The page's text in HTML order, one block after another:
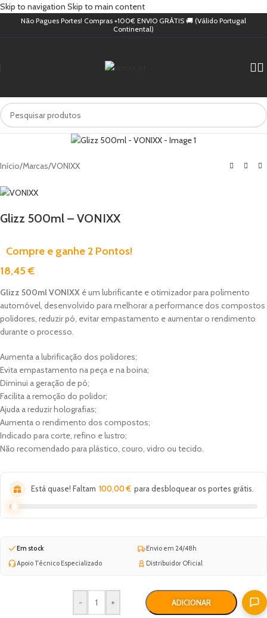
Skip to navigation Skip to main content
Não Pagues Portes! Compras +100€ ENVIO GRÁTIS 🚚 (Válido Portugal
Continental)
Início/Marcas/VONIXX
Glizz 500ml – VONIXX
Compre e ganhe 2 Pontos!
18,45€
Glizz 500ml VONIXX é um lubrificante e otimizador para polimento
automóvel, desenvolvido para melhorar a performance dos compostos
polidores, reduzir pó, evitar empastamento e aumentar o rendimento
durante o processo.
Aumenta a lubrificação dos polidores;
Evita empastamento na peça e na boina;
Diminui a geração de pó;
Facilita a remoção do polidor;
Ajuda a reduzir holografias;
Aumenta o rendimento dos compostos;
Indicado para corte, refino e lustro;
Não recomendado para plástico, couro, vidro ou tecido.
Está quase! Faltam 100,00€ para desbloquear os portes grátis.
Em stock
Envio em 24/48h
Apoio Técnico Especializado
Distribuidor Oficial
- + ADICIONAR